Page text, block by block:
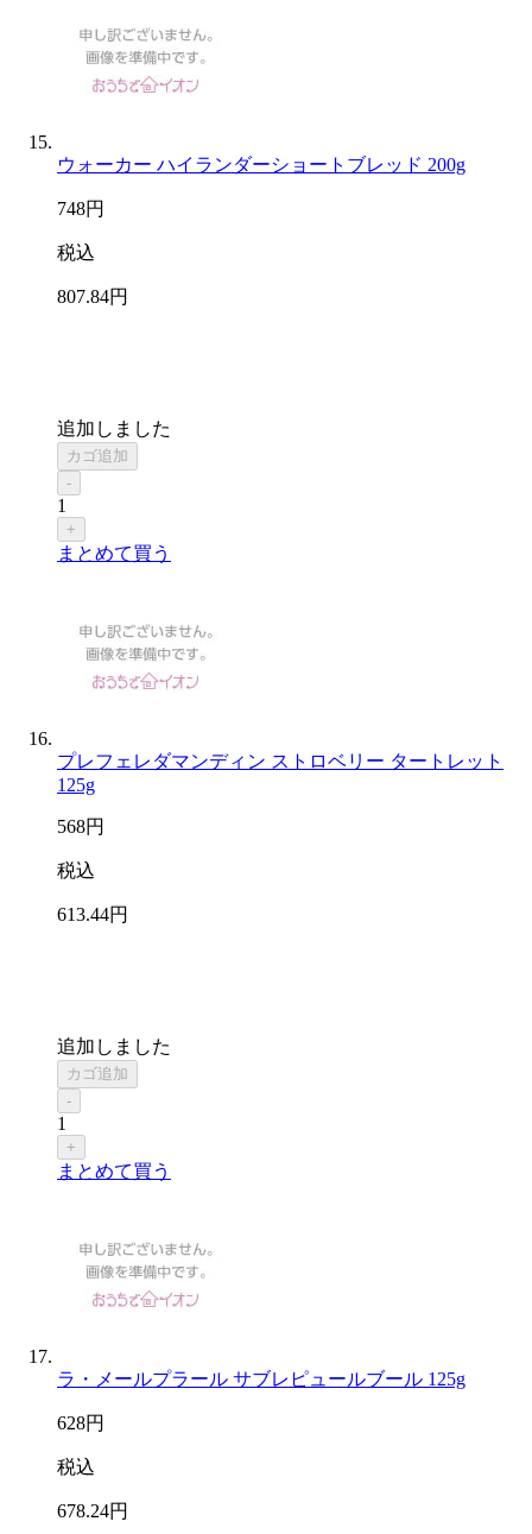
ウォーカー ハイランダーショートブレッド 200g
748円
税込
807.84円
追加しました
カゴ追加
-
1
+
まとめて買う
プレフェレダマンディン ストロベリー タートレット
125g
568円
税込
613.44円
追加しました
カゴ追加
-
1
+
まとめて買う
ラ・メールプラール サブレピュールブール 125g
628円
税込
678.24円